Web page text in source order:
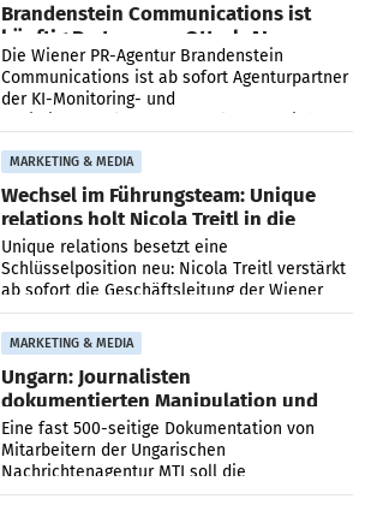
Brandenstein Communications ist
künftig Partner von OtterlyAI
Die Wiener PR-Agentur Brandenstein
Communications ist ab sofort Agenturpartner
der KI-Monitoring- und
MARKETING & MEDIA
Wechsel im Führungsteam: Unique
relations holt Nicola Treitl in die
Geschäftsleitung
Unique relations besetzt eine
Schlüsselposition neu: Nicola Treitl verstärkt
ab sofort die Geschäftsleitung der Wiener
PR-Agentur an der Seite von Josef Kalina und
Anna Kalina-Mahr.
MARKETING & MEDIA
Ungarn: Journalisten
dokumentierten Manipulation und
Zensur
Eine fast 500-seitige Dokumentation von
Mitarbeitern der Ungarischen
Nachrichtenagentur MTI soll die
systematische Nachrichten-Manipulation und